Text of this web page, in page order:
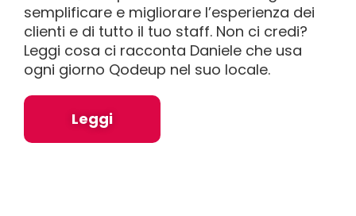
semplificare e migliorare l’esperienza dei
clienti e di tutto il tuo staff. Non ci credi?
Leggi cosa ci racconta Daniele che usa
ogni giorno Qodeup nel suo locale.
Leggi